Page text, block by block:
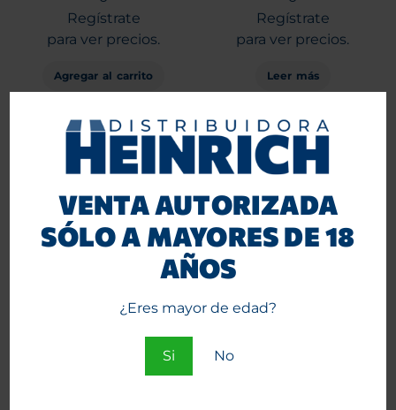
VENTA AUTORIZADA
SÓLO A MAYORES DE 18
AÑOS
¿Eres mayor de edad?
Si No
Regístrate
para ver precios.
Agregar al carrito
Regístrate
para ver precios.
Leer más
Bandeja Gizeh Metálica